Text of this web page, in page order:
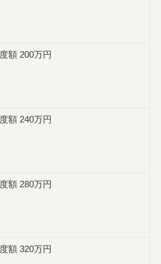
額 200万円
額 240万円
額 280万円
額 320万円